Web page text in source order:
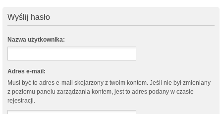
Wyślij hasło
Nazwa użytkownika:
Adres e-mail:
Musi być to adres e-mail skojarzony z twoim kontem. Jeśli nie był zmieniany
z poziomu panelu zarządzania kontem, jest to adres podany w czasie
rejestracji.